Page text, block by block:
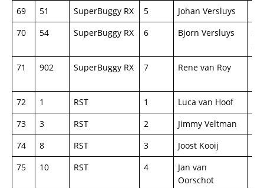
69
51 SuperBuggy RX 5 Johan Versluys
70
54 SuperBuggy RX 6 Bjorn Versluys
71
902 SuperBuggy RX 7 Rene van Roy
72
1 RST 1 Luca van Hoof
73
3 RST 2 Jimmy Veltman
74
8 RST 3 Joost Kooij
75
10 RST 4
Jan van
Oorschot